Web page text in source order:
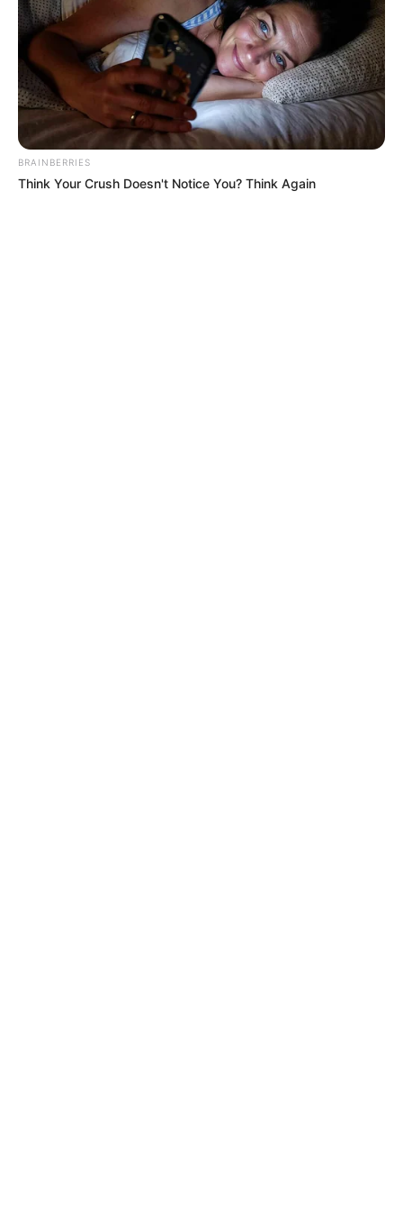
Tenemos todas las noticias que le
interesan. Para estar bien informado, por
favor, active las notificaciones de Alerta.
ACTIVAR AHORA
BRAINBERRIES
Think Your Crush Doesn't Notice You? Think Again